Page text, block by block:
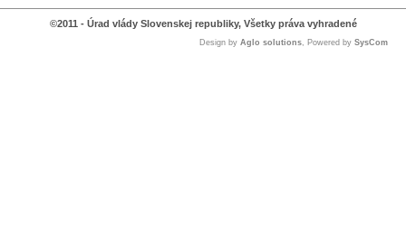
©2011 - Úrad vlády Slovenskej republiky, Všetky práva vyhradené
Design by Aglo solutions, Powered by SysCom